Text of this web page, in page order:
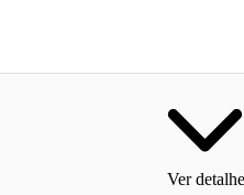
Ver